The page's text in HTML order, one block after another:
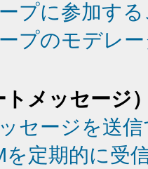
プに参加す
プのモデレ
トメッセージ
セージを送
定期的に受